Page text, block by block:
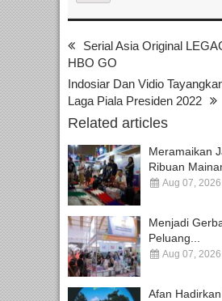
Serial Asia Original
HBO GO
Indosiar Dan Vidio
Laga Piala Presiden 2022
Related articles
Meramaikan
Ribuan
Aug 07, 2026
Menjadi
Peluang...
Aug 07, 2026
Afan